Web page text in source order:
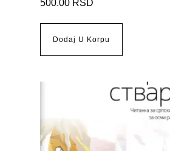
500.00 RSD
Dodaj U Korpu